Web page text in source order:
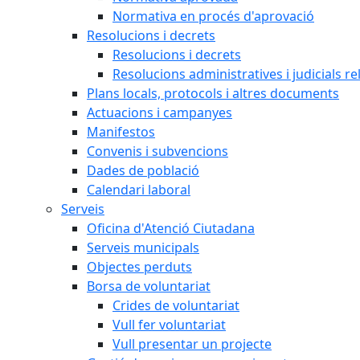
Normativa en procés d'aprovació
Resolucions i decrets
Resolucions i decrets
Resolucions administratives i judicials
Plans locals, protocols i altres documents
Actuacions i campanyes
Manifestos
Convenis i subvencions
Dades de població
Calendari laboral
Serveis
Oficina d'Atenció Ciutadana
Serveis municipals
Objectes perduts
Borsa de voluntariat
Crides de voluntariat
Vull fer voluntariat
Vull presentar un projecte